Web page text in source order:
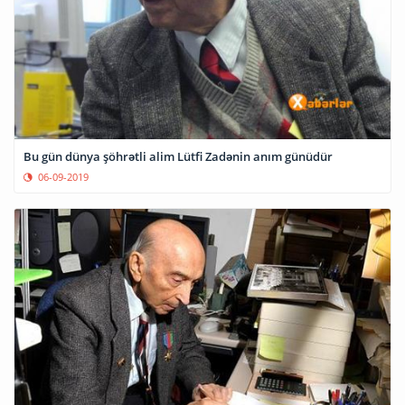
Bu gün dünya şöhrətli alim Lütfi Zadənin anım günüdür
06-09-2019